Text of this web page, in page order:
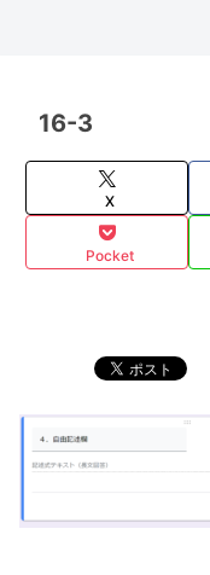
16-3
X
Pocket